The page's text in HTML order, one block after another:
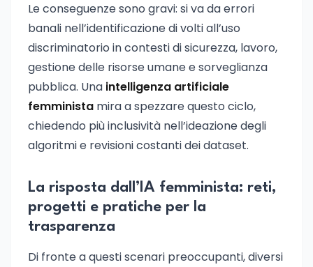
Le conseguenze sono gravi: si va da errori
banali nell’identificazione di volti all’uso
discriminatorio in contesti di sicurezza, lavoro,
gestione delle risorse umane e sorveglianza
pubblica. Una intelligenza artificiale
femminista mira a spezzare questo ciclo,
chiedendo più inclusività nell’ideazione degli
algoritmi e revisioni costanti dei dataset.
La risposta dall’IA femminista: reti,
progetti e pratiche per la
trasparenza
Di fronte a questi scenari preoccupanti, diversi